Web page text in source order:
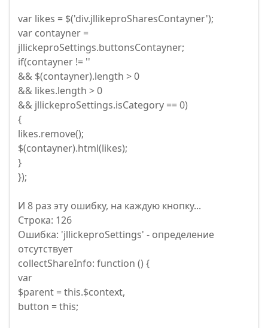
var likes = $('div.jllikeproSharesContayner');
var contayner =
jllickeproSettings.buttonsContayner;
if(contayner != ''
&& $(contayner).length > 0
&& likes.length > 0
&& jllickeproSettings.isCategory == 0)
{
likes.remove();
$(contayner).html(likes);
}
});
И 8 раз эту ошибку, на каждую кнопку...
Строка: 126
Ошибка: 'jllickeproSettings' - определение
отсутствует
collectShareInfo: function () {
var
$parent = this.$context,
button = this;